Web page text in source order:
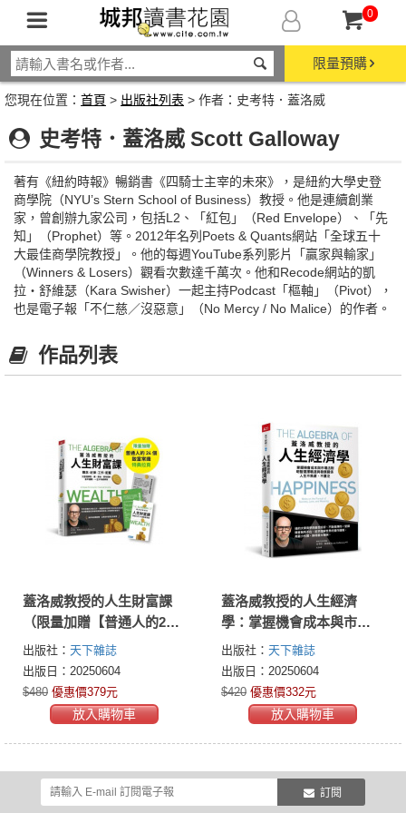
0
限量預購
您現在位置： 首頁 > 出版社列表 > 作者：史考特．蓋洛威
史考特．蓋洛威 Scott Galloway
著有《紐約時報》暢銷書《四騎士主宰的未來》，是紐約大學史登
商學院（NYU’s Stern School of Business）教授。他是連續創業
家，曾創辦九家公司，包括L2、「紅包」（Red Envelope）、「先
知」（Prophet）等。2012年名列Poets & Quants網站「全球五十
大最佳商學院教授」。他的每週YouTube系列影片「贏家與輸家」
（Winners & Losers）觀看次數達千萬次。他和Recode網站的凱
拉‧舒維瑟（Kara Swisher）一起主持Podcast「樞軸」（Pivot），
也是電子報「不仁慈／沒惡意」（No Mercy / No Malice）的作者。
作品列表
蓋洛威教授的人生財富課
（限量加贈【普通人的24
個致富常識】特典拉
頁）：觀念x紀律x工作x配
置，完整理解股、債、基
金、房地產的基本邏輯，
一生不為錢煩惱
出版社： 天下雜誌
出版日：20250604
$480 優惠價379元
放入購物車
蓋洛威教授的人生經濟
學：掌握機會成本與市場
法則，明智選擇職涯與發
展關係，人生不焦慮、不
匱乏
出版社： 天下雜誌
出版日：20250604
$420 優惠價332元
放入購物車
訂閱